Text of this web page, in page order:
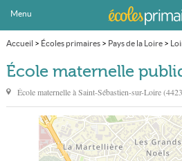
Menu
Accueil > Écoles primaires> Pays de la Loire>
Saint-Sébastien-sur-Loire École maternelle
École maternelle
École maternelle àSaint-Sébastien-sur-Loire(